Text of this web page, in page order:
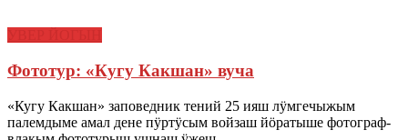
Фототур: «Кугу Какшан» вуча
«Кугу Какшан» заповедник тений 25 ияш лӱмгечыжым
палемдыме амал дене пӱртӱсым войзаш йӧратыше фотограф-